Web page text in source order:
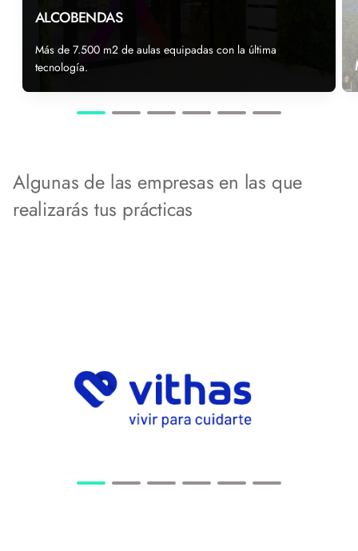
ALCOBENDAS
Más de 7.500 m2 de aulas equipadas con la última
tecnología.
Algunas de las empresas en las que
realizarás tus prácticas